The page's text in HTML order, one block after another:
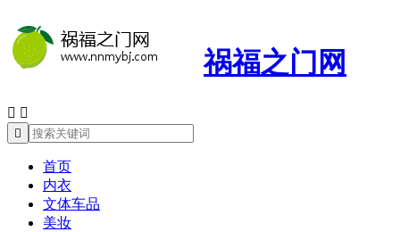
祸福之门网
 

首页
内衣
文体车品
美妆